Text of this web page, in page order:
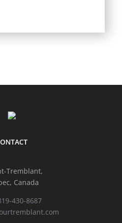
Tremblant,
Canada
430-8687